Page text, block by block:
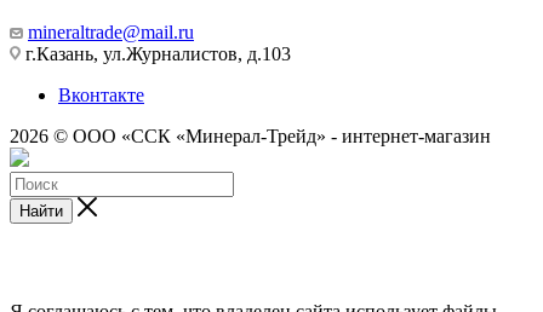
mineraltrade@mail.ru
г.Казань, ул.Журналистов, д.103
Вконтакте
2026 © ООО «ССК «Минерал-Трейд» - интернет-магазин
Найти